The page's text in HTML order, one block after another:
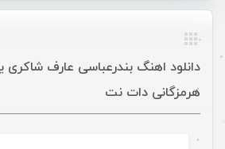
دانلود اهنگ بندرعباسی عارف شاکری
هرمزگانی دات نت